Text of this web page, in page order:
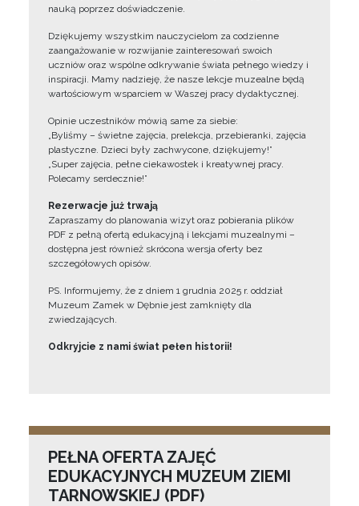
nauką poprzez doświadczenie.
Dziękujemy wszystkim nauczycielom za codzienne
zaangażowanie w rozwijanie zainteresowań swoich
uczniów oraz wspólne odkrywanie świata pełnego wiedzy i
inspiracji. Mamy nadzieję, że nasze lekcje muzealne będą
wartościowym wsparciem w Waszej pracy dydaktycznej.
Opinie uczestników mówią same za siebie:
„Byliśmy – świetne zajęcia, prelekcja, przebieranki, zajęcia
plastyczne. Dzieci były zachwycone, dziękujemy!”
„Super zajęcia, pełne ciekawostek i kreatywnej pracy.
Polecamy serdecznie!”
Rezerwacje już trwają
Zapraszamy do planowania wizyt oraz pobierania plików
PDF z pełną ofertą edukacyjną i lekcjami muzealnymi –
dostępna jest również skrócona wersja oferty bez
szczegółowych opisów.
PS. Informujemy, że z dniem 1 grudnia 2025 r. oddział
Muzeum Zamek w Dębnie jest zamknięty dla
zwiedzających.
Odkryjcie z nami świat pełen historii!
PEŁNA OFERTA ZAJĘĆ
EDUKACYJNYCH MUZEUM ZIEMI
TARNOWSKIEJ (PDF)